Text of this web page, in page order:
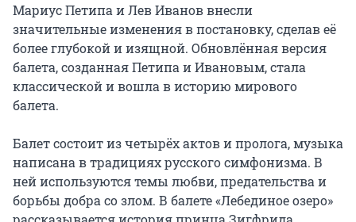
Мариус Петипа и Лев Иванов внесли
значительные изменения в постановку, сделав её
более глубокой и изящной. Обновлённая версия
балета, созданная Петипа и Ивановым, стала
классической и вошла в историю мирового
балета.
Балет состоит из четырёх актов и пролога, музыка
написана в традициях русского симфонизма. В
ней используются темы любви, предательства и
борьбы добра со злом. В балете «Лебединое озеро»